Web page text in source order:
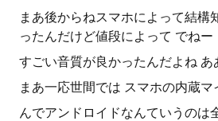
まあ後からねスマホによって結構
ったんだけど値段によって でねー
すごい音質が良かったんだよね あ
まあ一応世間では スマホの内蔵マ
んでアンドロイドなんていうのは